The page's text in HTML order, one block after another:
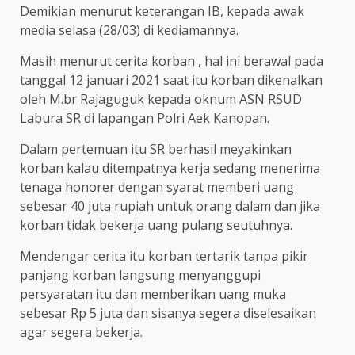
Demikian menurut keterangan IB, kepada awak
media selasa (28/03) di kediamannya.
Masih menurut cerita korban , hal ini berawal pada
tanggal 12 januari 2021 saat itu korban dikenalkan
oleh M.br Rajaguguk kepada oknum ASN RSUD
Labura SR di lapangan Polri Aek Kanopan.
Dalam pertemuan itu SR berhasil meyakinkan
korban kalau ditempatnya kerja sedang menerima
tenaga honorer dengan syarat memberi uang
sebesar 40 juta rupiah untuk orang dalam dan jika
korban tidak bekerja uang pulang seutuhnya.
Mendengar cerita itu korban tertarik tanpa pikir
panjang korban langsung menyanggupi
persyaratan itu dan memberikan uang muka
sebesar Rp 5 juta dan sisanya segera diselesaikan
agar segera bekerja.